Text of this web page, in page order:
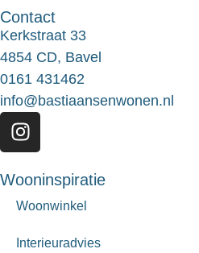
Contact
Kerkstraat 33
4854 CD, Bavel
0161 431462
info@bastiaansenwonen.nl
Wooninspiratie
Woonwinkel
Interieuradvies